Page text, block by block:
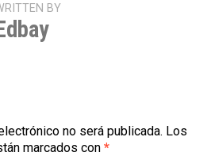
BY
no será publicada. Los
marcados con *